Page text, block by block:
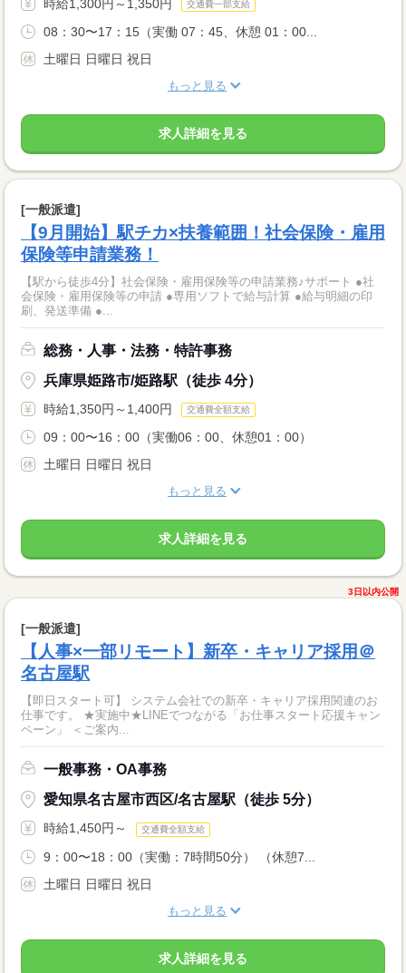
時給1,300円～1,350円 交通費一部支給
08：30〜17：15（実働 07：45、休憩 01：00...
土曜日 日曜日 祝日
もっと見る
求人詳細を見る
[一般派遣]
【9月開始】駅チカ×扶養範囲！社会保険・雇用
保険等申請業務！
【駅から徒歩4分】社会保険・雇用保険等の申請業務♪サポート ●社
会保険・雇用保険等の申請 ●専用ソフトで給与計算 ●給与明細の印
刷、発送準備 ●...
総務・人事・法務・特許事務
兵庫県姫路市/姫路駅（徒歩 4分）
時給1,350円～1,400円 交通費全額支給
09：00〜16：00（実働06：00、休憩01：00）
土曜日 日曜日 祝日
もっと見る
求人詳細を見る
3日以内公開
[一般派遣]
【人事×一部リモート】新卒・キャリア採用＠
名古屋駅
【即日スタート可】 システム会社での新卒・キャリア採用関連のお
仕事です。 ★実施中★LINEでつながる「お仕事スタート応援キャン
ペーン」 ＜ご案内...
一般事務・OA事務
愛知県名古屋市西区/名古屋駅（徒歩 5分）
時給1,450円～ 交通費全額支給
9：00〜18：00（実働：7時間50分） （休憩7...
土曜日 日曜日 祝日
もっと見る
求人詳細を見る